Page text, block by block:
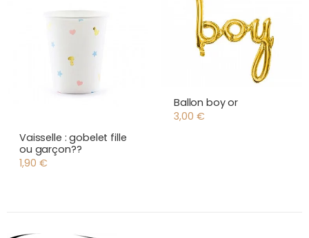
Vaisselle : gobelet fille
ou garçon??
1,90 €
Ballon boy or
3,00 €